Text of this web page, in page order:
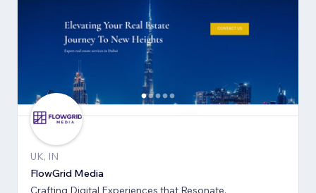
UK, IN
FlowGrid Media
Crafting Digital Experiences that Resonate.